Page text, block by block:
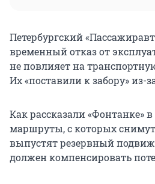
Петербургский
временный отказ от
не повлияет на
Их «поставили к забору» из-
Как рассказали «Фонтанке»
маршруты, с которых
выпустят резервный
должен компенсировать